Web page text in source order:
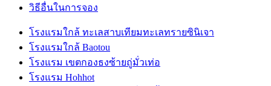
วิธีอื่นในการจอง
โรงแรมใกล้ ทะเลสาบเทียมทะเลทรายซินิเจา
โรงแรมใกล้ Baotou
โรงแรม เขตกองธงซ้ายถู่มั่วเท่อ
โรงแรม Hohhot